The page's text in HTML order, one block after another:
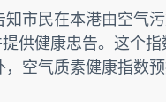
市民在本港由空气
供健康忠告。这个
空气质素健康指数